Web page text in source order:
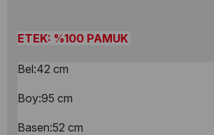
ETEK: %100 PAMUK
Bel:42 cm
Boy:95 cm
Basen:52 cm